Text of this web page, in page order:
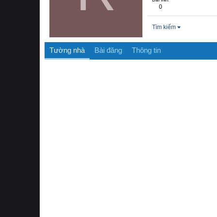
0
Tìm kiếm
Tường nhà Bài đăng Thông tin